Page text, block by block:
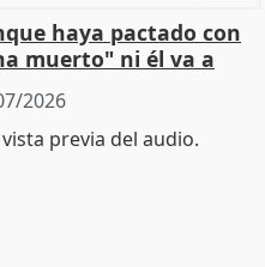
haya pactado con
muerto" ni él va a
2026